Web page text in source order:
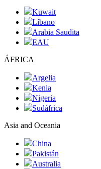
Kuwait
Líbano
Arabia Saudita
EAU
ÁFRICA
Argelia
Kenia
Nigeria
Sudáfrica
Asia and Oceania
China
Pakistán
Australia